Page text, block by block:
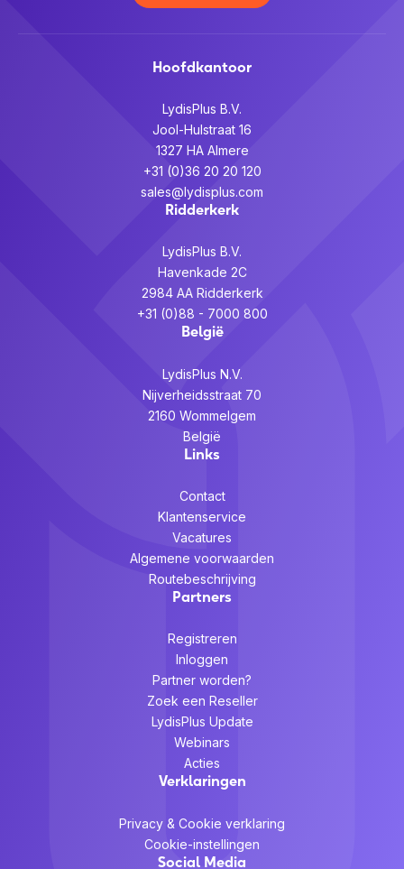
Hoofdkantoor
LydisPlus B.V.
Jool-Hulstraat 16
1327 HA Almere
+31 (0)36 20 20 120
sales@lydisplus.com
Ridderkerk
LydisPlus B.V.
Havenkade 2C
2984 AA Ridderkerk
+31 (0)88 - 7000 800
België
LydisPlus N.V.
Nijverheidsstraat 70
2160 Wommelgem
België
Links
Contact
Klantenservice
Vacatures
Algemene voorwaarden
Routebeschrijving
Partners
Registreren
Inloggen
Partner worden?
Zoek een Reseller
LydisPlus Update
Webinars
Acties
Verklaringen
Privacy & Cookie verklaring
Cookie-instellingen
Social Media